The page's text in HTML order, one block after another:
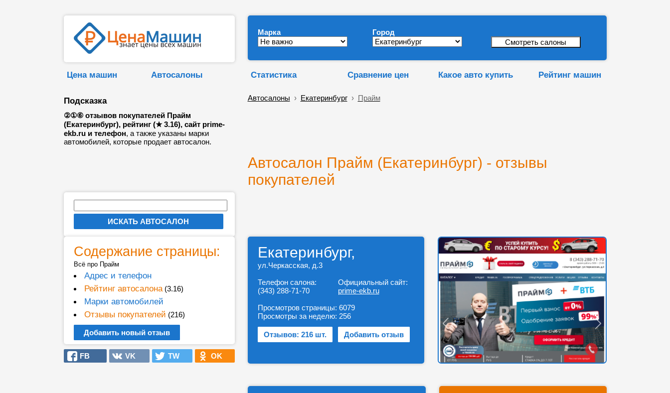
Марка Город
Цена машин Автосалоны Статистика Сравнение цен Какое авто купить Рейтинг машин
Подсказка
②①⑥ отзывов покупателей Прайм
(Екатеринбург), рейтинг (★ 3.16), сайт prime-
ekb.ru и телефон, а также указаны марки
автомобилей, которые продает автосалон.
Автосалоны › Екатеринбург› Прайм
Автосалон Прайм (Екатеринбург) - отзывы
покупателей
Содержание страницы:
Всё про Прайм
Адрес и телефон
Рейтинг автосалона(3.16)
Марки автомобилей
Отзывы покупателей (216)
Добавить новый отзыв
FB VK TW OK
Екатеринбург,
ул.Черкасская, д.3
Телефон салона:
(343) 288-71-70
Официальный сайт:
prime-ekb.ru
Просмотров страницы:
Просмотры за неделю:
6079
256
Отзывов: 216 шт. Добавить отзыв